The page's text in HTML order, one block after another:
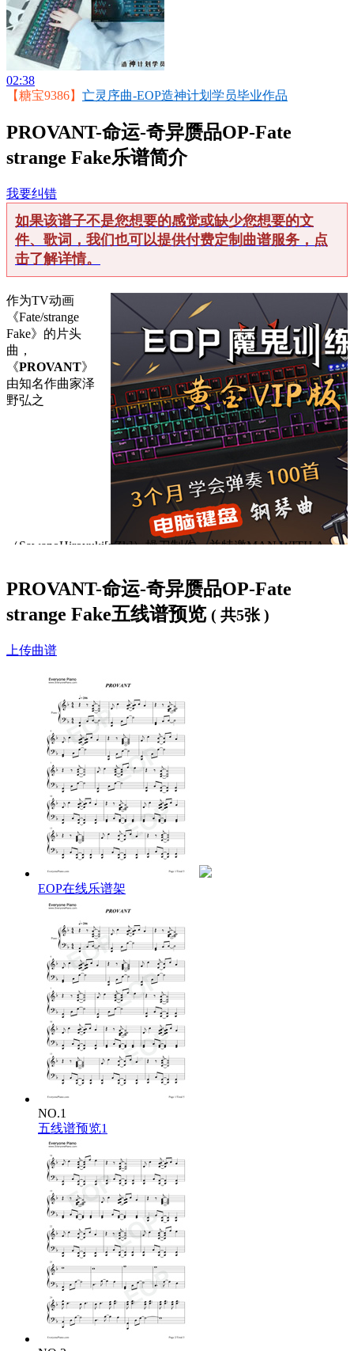
02:38
【糖宝9386】 亡灵序曲-EOP造神计划学员毕业作品
PROVANT-命运-奇异赝品OP-Fate
strange Fake乐谱简介
我要纠错
如果该谱子不是您想要的感觉或缺少您想要的文
件、歌词，我们也可以提供付费定制曲谱服务，点
击了解详情。
作为TV动画
《Fate/strange
Fake》的片头
曲，
《PROVANT》
由知名作曲家泽
野弘之
（SawanoHiroyuki[nZk]）操刀制作，并特邀MAN WITH A
共同献声。这首作品不仅完美契合了动画中“虚假圣杯战争”的
紧张氛围，更通过极具张力的编曲与歌词，展现了角色在混乱
局势中坚守信念、冲破枷锁的精神内核。
歌词下方是
PROVANT歌词：
幻惑の対価
Chya don't get it
絶命か gift かの脅威
甘んじて受けるか? that they tag you with
So go face what's coming and don't ask why
度外視の fake が牽強付会
I'm always getting your back
But now you got to grip the trigger
翻す深紅
Come on show me how you think
繋げ さもなくば
低コントラストの善悪
懺悔を吐けば 骰子次第
Just like all the rest?
Go take some cover
Butchya gotta break out to be the brat
'Cuz ya tired of being just a copycat
Feel the blues
チラつく筋書き乱す飢渇を feedback
Duck and cover
Butchya gotta bite back
This ain't chitchat
'Cuz ya tired of being just a copycat
Cuts and bruises 超俗した次元の契約を刻む
Fist emblazoned
Don't pretend to be someone you're not 'cuz you feel
攻め込んだ in check なぎ倒した knight
Today's not the day for you to die
The drifting phantoms 下す采配
Don't pretend to be trapped
You can always appeal
無抵抗に匙を投げる tech はない
So cast all your spells up in the sky
Judge his master 破滅問う原罪
Don't pretend to be someone you're not 'cuz you feel
攻め込んだ in check なぎ倒した knight
Today's not the day for you to die
The drifting phantoms 下す采配
PROVANT-命运-奇异赝品OP-Fate
strange Fake五线谱预览 ( 共5张 )
上传曲谱
EOP在线乐谱架
NO.1
五线谱预览1